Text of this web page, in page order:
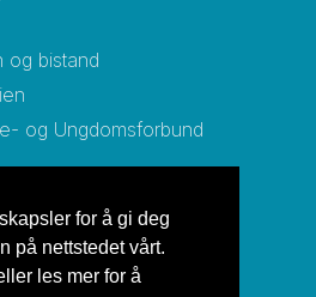
for å gi deg
på nettstedet vårt.
les mer for å
og bistand
og Ungdomsforbund